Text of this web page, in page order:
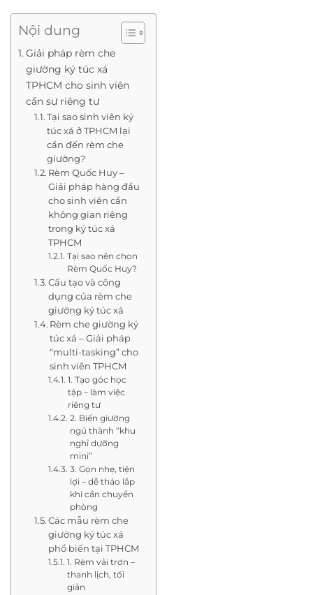
Nội dung
Giải pháp rèm che
giường ký túc xá
TPHCM cho sinh viên
cần sự riêng tư
Tại sao sinh viên ký
túc xá ở TPHCM lại
cần đến rèm che
giường?
Rèm Quốc Huy –
Giải pháp hàng đầu
cho sinh viên cần
không gian riêng
trong ký túc xá
TPHCM
Tại sao nên chọn
Rèm Quốc Huy?
Cấu tạo và công
dụng của rèm che
giường ký túc xá
Rèm che giường ký
túc xá – Giải pháp
“multi-tasking” cho
sinh viên TPHCM
1. Tạo góc học
tập – làm việc
riêng tư
2. Biến giường
ngủ thành “khu
nghỉ dưỡng
mini”
3. Gọn nhẹ, tiện
lợi – dễ tháo lắp
khi cần chuyển
phòng
Các mẫu rèm che
giường ký túc xá
phổ biến tại TPHCM
1. Rèm vải trơn –
thanh lịch, tối
giản